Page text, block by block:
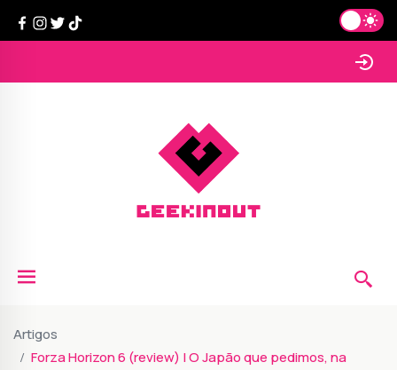
Artigos
Forza Horizon 6 (review) | O Japão que pedimos, na